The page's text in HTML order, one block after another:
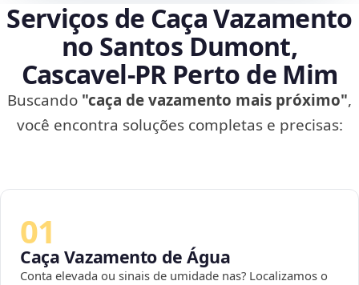
Serviços de Caça Vazamento
no Santos Dumont,
Cascavel‑PR Perto de Mim
Buscando "caça de vazamento mais próximo",
você encontra soluções completas e precisas:
01
Caça Vazamento de Água
Conta elevada ou sinais de umidade nas? Localizamos o